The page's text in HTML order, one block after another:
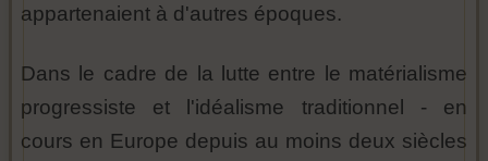
appartenaient à d'autres époques.
Dans le cadre de la lutte entre le matérialisme
progressiste et l'idéalisme traditionnel - en
cours en Europe depuis au moins deux siècles